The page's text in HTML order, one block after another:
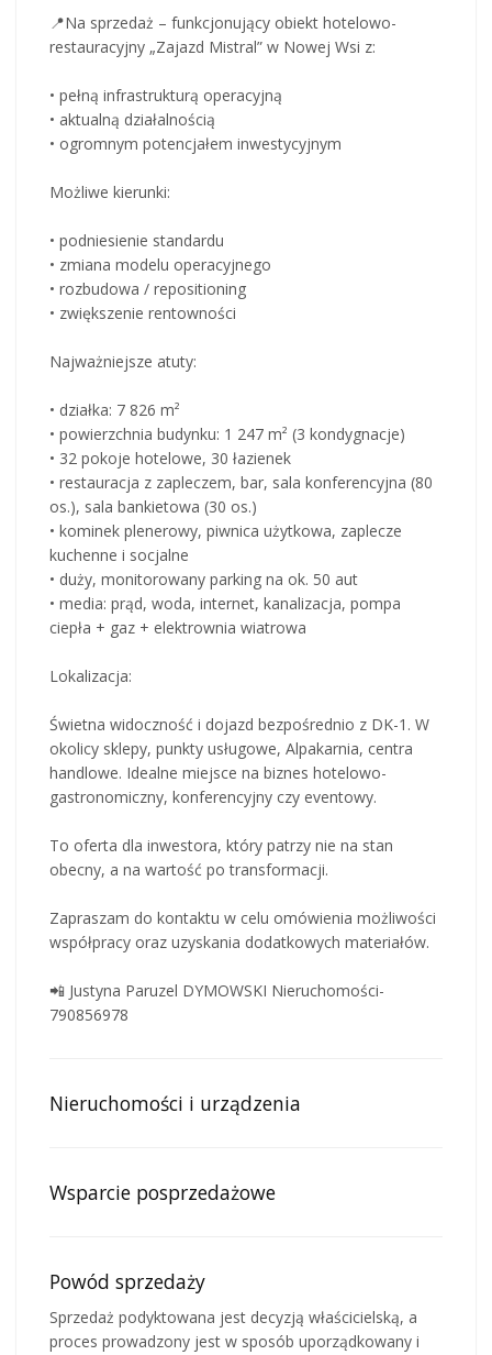
📍Na sprzedaż – funkcjonujący obiekt hotelowo-
restauracyjny „Zajazd Mistral” w Nowej Wsi z:
• pełną infrastrukturą operacyjną
• aktualną działalnością
• ogromnym potencjałem inwestycyjnym
Możliwe kierunki:
• podniesienie standardu
• zmiana modelu operacyjnego
• rozbudowa / repositioning
• zwiększenie rentowności
Najważniejsze atuty:
• działka: 7 826 m²
• powierzchnia budynku: 1 247 m² (3 kondygnacje)
• 32 pokoje hotelowe, 30 łazienek
• restauracja z zapleczem, bar, sala konferencyjna (80
os.), sala bankietowa (30 os.)
• kominek plenerowy, piwnica użytkowa, zaplecze
kuchenne i socjalne
• duży, monitorowany parking na ok. 50 aut
• media: prąd, woda, internet, kanalizacja, pompa
ciepła + gaz + elektrownia wiatrowa
Lokalizacja:
Świetna widoczność i dojazd bezpośrednio z DK-1. W
okolicy sklepy, punkty usługowe, Alpakarnia, centra
handlowe. Idealne miejsce na biznes hotelowo-
gastronomiczny, konferencyjny czy eventowy.
To oferta dla inwestora, który patrzy nie na stan
obecny, a na wartość po transformacji.
Zapraszam do kontaktu w celu omówienia możliwości
współpracy oraz uzyskania dodatkowych materiałów.
📲 Justyna Paruzel DYMOWSKI Nieruchomości-
790856978
Nieruchomości i urządzenia
Wsparcie posprzedażowe
Powód sprzedaży
Sprzedaż podyktowana jest decyzją właścicielską, a
proces prowadzony jest w sposób uporządkowany i